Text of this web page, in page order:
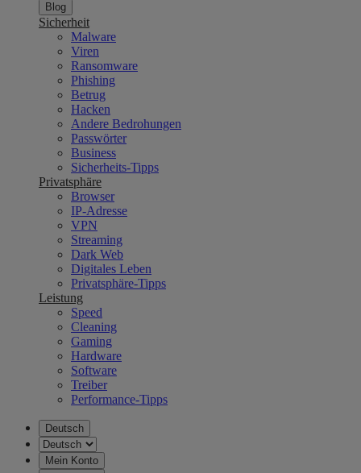
Blog
Sicherheit
Malware
Viren
Ransomware
Phishing
Betrug
Hacken
Andere Bedrohungen
Passwörter
Business
Sicherheits-Tipps
Privatsphäre
Browser
IP-Adresse
VPN
Streaming
Dark Web
Digitales Leben
Privatsphäre-Tipps
Leistung
Speed
Cleaning
Gaming
Hardware
Software
Treiber
Performance-Tipps
Deutsch
Mein Konto